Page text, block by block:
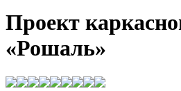
Проект
«Рошаль»